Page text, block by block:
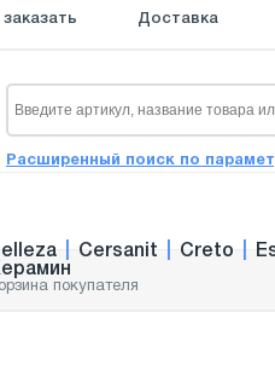
заказать Доставка
Расширенный поиск по
Cersanit Creto
покупателя